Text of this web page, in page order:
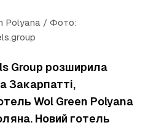
Polyana / Фото:
Group розширила
Закарпатті,
Wol Green Polyana
Новий готель